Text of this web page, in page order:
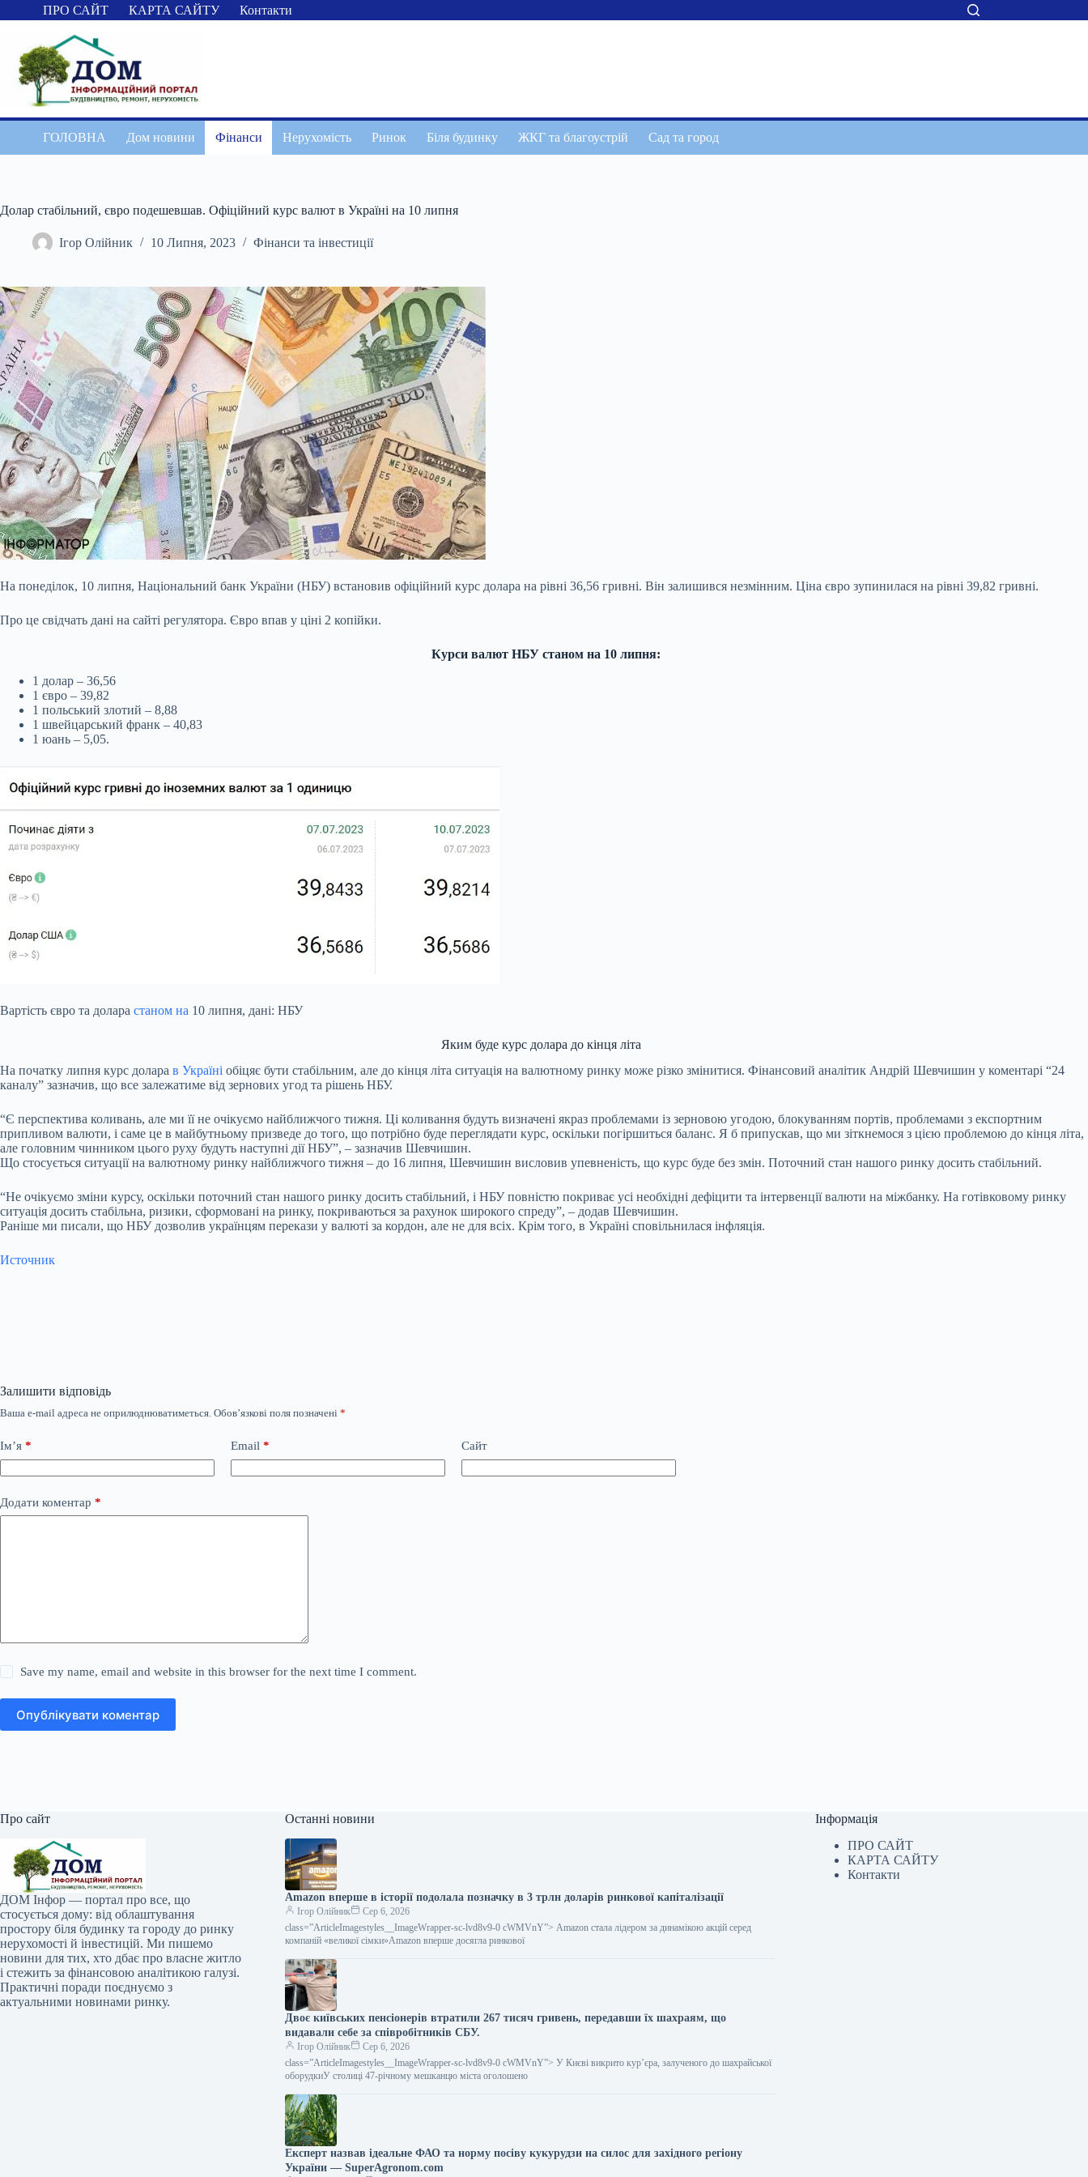
Перейти
до
ПРО САЙТ КАРТА САЙТУ Контакти
ГОЛОВНА Дом новини Фінанси Нерухомість Ринок Біля будинку ЖКГ та благоустрій Сад та город
Долар стабільний, євро подешевшав. Офіційний курс валют в Україні на 10 липня
Ігор Олійник 10 Липня, 2023 Фінанси та інвестиції
На понеділок, 10 липня, Національний банк України (НБУ) встановив офіційний курс долара на рівні 36,56 гривні. Він залишився незмінним. Ціна євро зупинилася на рівні 39,82 гривні.
Про це свідчать дані на сайті регулятора. Євро впав у ціні 2 копійки.
Курси валют НБУ станом на 10 липня:
1 долар – 36,56
1 євро – 39,82
1 польський злотий – 8,88
1 швейцарський франк – 40,83
1 юань – 5,05.
Вартість євро та долара станом на 10 липня, дані: НБУ
Яким буде курс долара до кінця літа
На початку липня курс долара в Україні обіцяє бути стабільним, але до кінця літа ситуація на валютному ринку може різко змінитися. Фінансовий аналітик Андрій Шевчишин у коментарі “24
каналу” зазначив, що все залежатиме від зернових угод та рішень НБУ.
“Є перспектива коливань, але ми її не очікуємо найближчого тижня. Ці коливання будуть визначені якраз проблемами із зерновою угодою, блокуванням портів, проблемами з експортним
припливом валюти, і саме це в майбутньому призведе до того, що потрібно буде переглядати курс, оскільки погіршиться баланс. Я б припускав, що ми зіткнемося з цією проблемою до кінця літа,
але головним чинником цього руху будуть наступні дії НБУ”, – зазначив Шевчишин.
Що стосується ситуації на валютному ринку найближчого тижня – до 16 липня, Шевчишин висловив упевненість, що курс буде без змін. Поточний стан нашого ринку досить стабільний.
“Не очікуємо зміни курсу, оскільки поточний стан нашого ринку досить стабільний, і НБУ повністю покриває усі необхідні дефіцити та інтервенції валюти на міжбанку. На готівковому ринку
ситуація досить стабільна, ризики, сформовані на ринку, покриваються за рахунок широкого спреду”, – додав Шевчишин.
Раніше ми писали, що НБУ дозволив українцям перекази у валюті за кордон, але не для всіх. Крім того, в Україні сповільнилася інфляція.
Источник
Залишити відповідь
Ваша e-mail адреса не оприлюднюватиметься. Обов’язкові поля позначені *
Ім’я * Email * Сайт
Додати коментар *
Save my name, email and website in this browser for the next time I comment.
Опублікувати коментар
Про сайт
ДОМ Інфор — портал про все, що
стосується дому: від облаштування
простору біля будинку та городу до ринку
нерухомості й інвестицій. Ми пишемо
новини для тих, хто дбає про власне житло
і стежить за фінансовою аналітикою галузі.
Практичні поради поєднуємо з
актуальними новинами ринку.
Останні новини
Amazon вперше в історії подолала позначку в 3 трлн доларів ринкової капіталізації
Ігор Олійник
Сер 6, 2026
class=”ArticleImagestyles__ImageWrapper-sc-lvd8v9-0 cWMVnY”> Amazon стала лідером за динамікою акцій серед
компаній «великої сімки»Amazon вперше досягла ринкової
Двоє київських пенсіонерів втратили 267 тисяч гривень, передавши їх шахраям, що
видавали себе за співробітників СБУ.
Ігор Олійник
Сер 6, 2026
class=”ArticleImagestyles__ImageWrapper-sc-lvd8v9-0 cWMVnY”> У Києві викрито кур’єра, залученого до шахрайської
оборудкиУ столиці 47-річному мешканцю міста оголошено
Експерт назвав ідеальне ФАО та норму посіву кукурудзи на силос для західного регіону
України — SuperAgronom.com
Інформація
ПРО САЙТ
КАРТА САЙТУ
Контакти